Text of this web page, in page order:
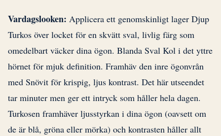
Vardagslooken: Applicera ett genomskinligt lager Djup
Turkos över locket för en skvätt sval, livlig färg som
omedelbart väcker dina ögon. Blanda Sval Kol i det yttre
hörnet för mjuk definition. Framhäv den inre ögonvrån
med Snövit för krispig, ljus kontrast. Det här utseendet
tar minuter men ger ett intryck som håller hela dagen.
Turkosen framhäver ljusstyrkan i dina ögon (oavsett om
de är blå, gröna eller mörka) och kontrasten håller allt